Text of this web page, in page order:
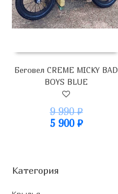
Беговел CREME MICKY BAD
BOYS BLUE
9 990₽
5 900 ₽
Категория